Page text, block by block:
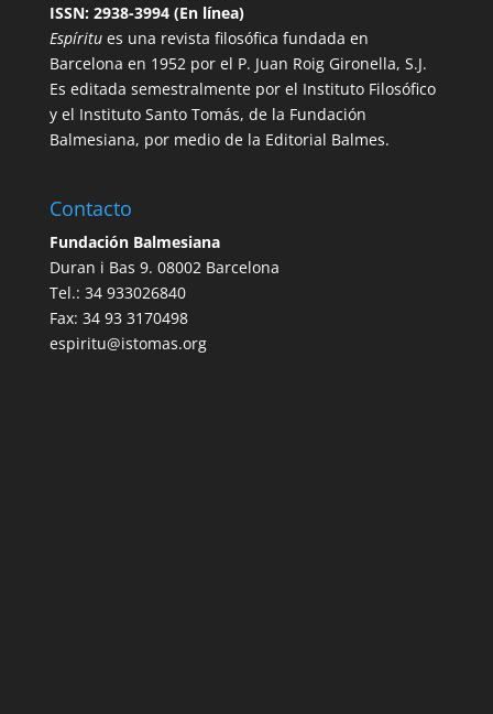
ISSN: 2938-3994 (En línea)
Espíritues una revista filosófica fundada en
Barcelona en 1952 por el P. Juan Roig Gironella, S.J.
Es editada semestralmente por el Instituto Filosófico
y el Instituto Santo Tomás, de la Fundación
Balmesiana, por medio de la Editorial Balmes.
Contacto
Fundación Balmesiana
Duran i Bas 9. 08002 Barcelona
Tel.: 34 933026840
Fax: 34 93 3170498
espiritu@istomas.org